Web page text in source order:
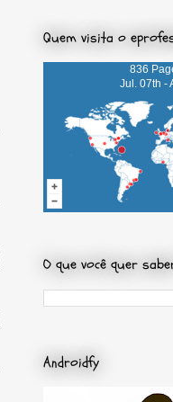
Quem visita o
836
Jul. 07th -
O que você quer
Androidfy